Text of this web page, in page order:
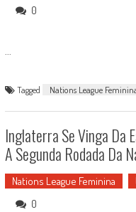
0
...
Tagged Nations League
Inglaterra Se Vinga Da
A Segunda Rodada Da
Nations League Feminina
0